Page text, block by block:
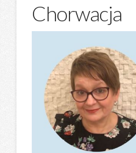
Chorwacja